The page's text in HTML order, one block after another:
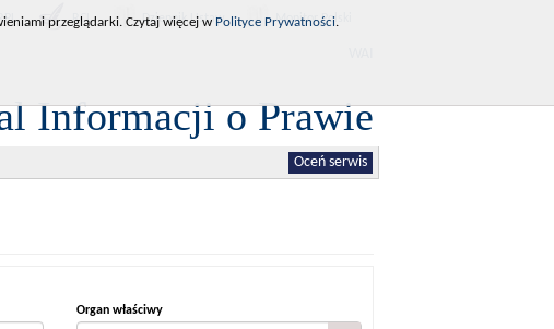
RCL Dziennik Ustaw Monitor Polski
Informacji o Prawie
Oceń serwis
Organ właściwy
przeglądarki. Czytaj więcej w Polityce Prywatności.